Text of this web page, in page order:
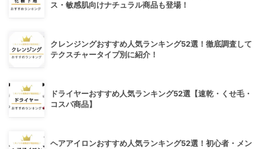
ス・敏感肌向けナチュラル商品も登場！
クレンジングおすすめ人気ランキング52選！徹底調査して
テクスチャータイプ別に紹介！
ドライヤーおすすめ人気ランキング52選【速乾・くせ毛・
コスパ商品】
ヘアアイロンおすすめ人気ランキング52選！初心者・メン